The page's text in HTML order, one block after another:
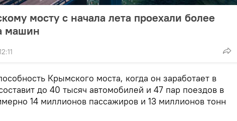
мосту c начала лета проехали более
машин
Крымского моста, когда он заработает в
до 40 тысяч автомобилей и 47 пар поездов в
14 миллионов пассажиров и 13 миллионов тонн